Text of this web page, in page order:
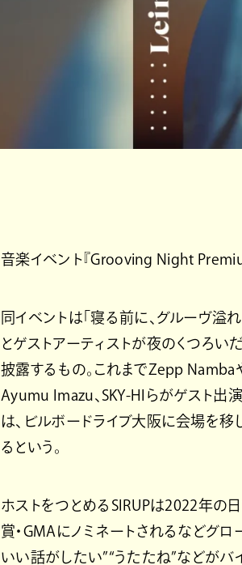
音楽イベント『Grooving Night
同イベントは「寝る前に、グルーヴ溢
とゲストアーティストが夜のくつろい
披露するもの。これまでZepp Nambaや
Ayumu Imazu、SKY-HIらがゲスト出
は、ビルボードライブ大阪に会場を
るという。
ホストをつとめるSIRUPは2022年の
賞・GMAにノミネートされるなどグ
いい話がしたい”“うたたね”などがバ